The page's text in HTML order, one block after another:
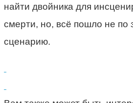
найти двойника для
смерти, но, всё пошло не по
сценарию.